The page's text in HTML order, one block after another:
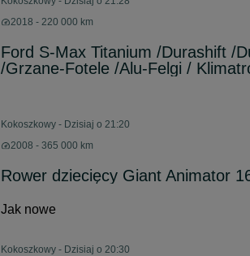
2018 - 220 000 km
Ford S-Max Titanium /Durashift /
/Grzane-Fotele /Alu-Felgi /
Kokoszkowy - Dzisiaj o 21:20
2008 - 365 000 km
Rower dziecięcy Giant Animator
Jak nowe
Kokoszkowy - Dzisiaj o 20:30